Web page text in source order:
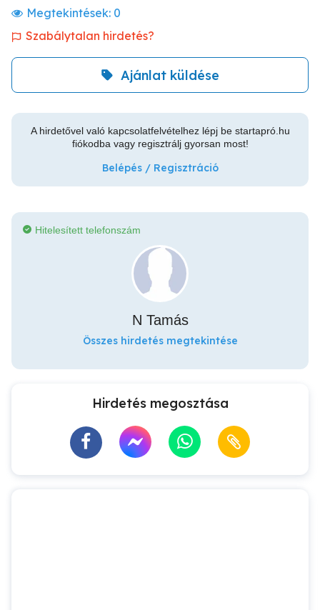
Megtekintések: 0
Szabálytalan hirdetés?
Ajánlat küldése
A hirdetővel való kapcsolatfelvételhez lépj be startapró.hu
fiókodba vagy regisztrálj gyorsan most!
Belépés / Regisztráció
Hitelesített telefonszám
N Tamás
Összes hirdetés megtekintése
Hirdetés megosztása